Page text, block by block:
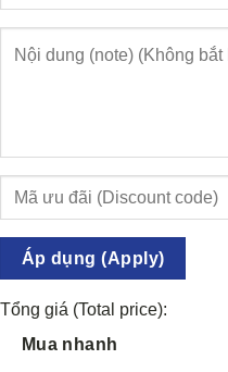
Áp dụng (Apply)
Tổng giá (Total price):
Mua nhanh